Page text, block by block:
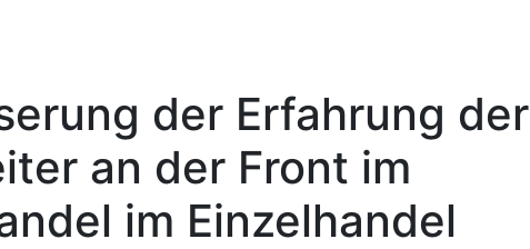
der Erfahrung der
an der Front im
im Einzelhandel